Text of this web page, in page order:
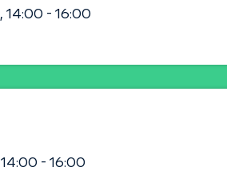
14:00 - 16:00
14:00 - 16:00